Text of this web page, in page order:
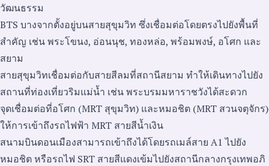
วัฒนธรรม
BTS บางจากตั้งอยู่บนสายสุขุมวิท ซึ่งเชื่อมต่อโดยตรงไปยังพื้นที่
สำคัญ เช่น พระโขนง, อ่อนนุช, ทองหล่อ, พร้อมพงษ์, อโศก และ
สยาม
สายสุขุมวิทเชื่อมต่อกับสายสีลมที่สถานีสยาม ทำให้เดินทางไปยัง
สถานที่ท่องเที่ยวริมแม่น้ำ เช่น พระบรมมหาราชวังได้สะดวก
จุดเชื่อมต่อที่อโศก (MRT สุขุมวิท) และหมอชิต (MRT สวนจตุจักร)
ให้การเข้าถึงรถไฟฟ้า MRT สายสีน้ำเงิน
สนามบินดอนเมืองสามารถเข้าถึงได้โดยรถเมล์สาย A1 ไปยัง
หมอชิต หรือรถไฟ SRT สายสีแดงเข้มไปยังสถานีกลางกรุงเทพอภิ